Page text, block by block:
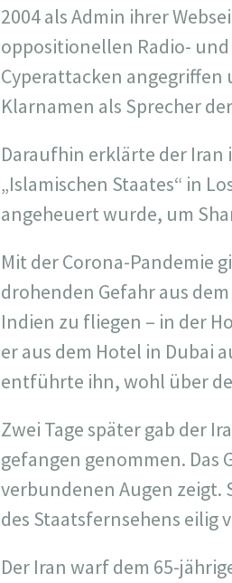
2004 als Admin ihrer
oppositionellen Radio- und
Cyperattacken
Klarnamen als Sprecher
Daraufhin erklärte der Iran
„Islamischen Staates“ in
angeheuert wurde, um
Mit der Corona-Pandemie
drohenden Gefahr aus
Indien zu fliegen – in der
er aus dem Hotel in Dubai
entführte ihn, wohl über
Zwei Tage später gab der
gefangen genommen.
verbundenen Augen zeigt.
des Staatsfernsehens eilig
Der Iran warf dem 65-